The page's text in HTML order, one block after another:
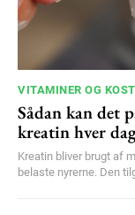
VITAMINER OG
Sådan kan det
kreatin hver
Kreatin bliver brugt af
belaste nyrerne. Den